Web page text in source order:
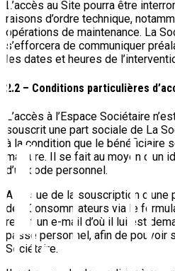
L’accès au Site pourra être
raisons d’ordre technique,
opérations de maintenance. La
s’efforcera de communiquer
les dates et heures de
2.2 – Conditions particulières
L’accès à l’Espace Sociétaire
souscrit une part sociale de La
à la condition que le bénéficiaire
majeure. Il se fait au moyen d’un
d’un code personnel.
A l’issue de la souscription
des Consommateurs via le
reçoit un e-mail d’où il lui est
passe personnel, afin de pouvoir
Sociétaire.